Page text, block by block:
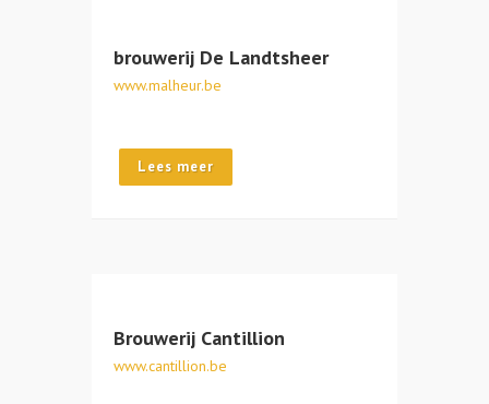
brouwerij De Landtsheer
www.malheur.be
Lees meer
Brouwerij Cantillion
www.cantillion.be